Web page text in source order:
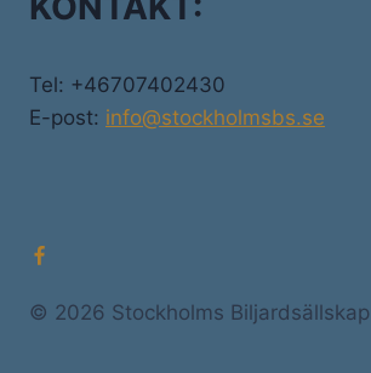
Tel: +46707402430
E-post: info@stockholmsbs.se
© 2026 Stockholms Biljardsällskap